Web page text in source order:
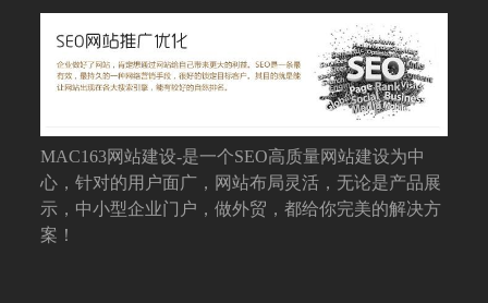
MAC163网站建设-是一个SEO高质量网站建设为中
心，针对的用户面广，网站布局灵活，无论是产品展
示，中小型企业门户，做外贸，都给你完美的解决方
案！